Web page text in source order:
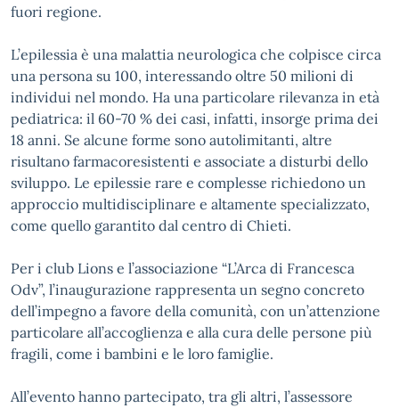
fuori regione.
L’epilessia è una malattia neurologica che colpisce circa
una persona su 100, interessando oltre 50 milioni di
individui nel mondo. Ha una particolare rilevanza in età
pediatrica: il 60-70 % dei casi, infatti, insorge prima dei
18 anni. Se alcune forme sono autolimitanti, altre
risultano farmacoresistenti e associate a disturbi dello
sviluppo. Le epilessie rare e complesse richiedono un
approccio multidisciplinare e altamente specializzato,
come quello garantito dal centro di Chieti.
Per i club Lions e l’associazione “L’Arca di Francesca
Odv”, l’inaugurazione rappresenta un segno concreto
dell’impegno a favore della comunità, con un’attenzione
particolare all’accoglienza e alla cura delle persone più
fragili, come i bambini e le loro famiglie.
All’evento hanno partecipato, tra gli altri, l’assessore